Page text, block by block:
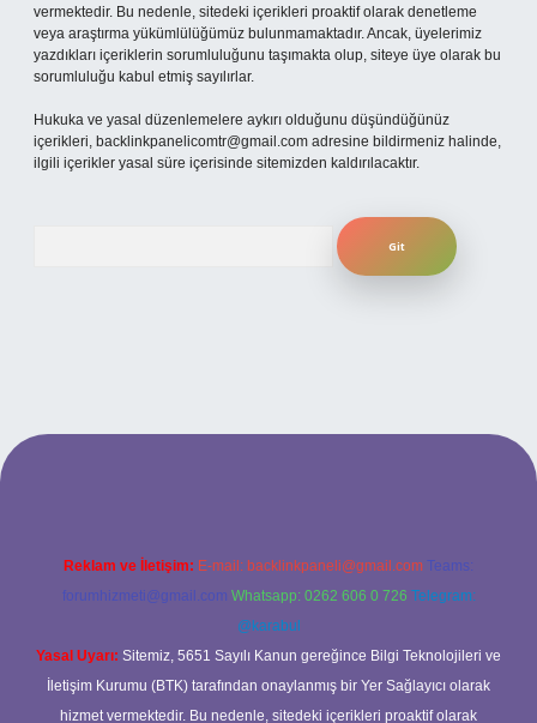
vermektedir. Bu nedenle, sitedeki içerikleri proaktif olarak denetleme
veya araştırma yükümlülüğümüz bulunmamaktadır. Ancak, üyelerimiz
yazdıkları içeriklerin sorumluluğunu taşımakta olup, siteye üye olarak bu
sorumluluğu kabul etmiş sayılırlar.
Hukuka ve yasal düzenlemelere aykırı olduğunu düşündüğünüz
içerikleri, backlinkpanelicomtr@gmail.com adresine bildirmeniz halinde,
ilgili içerikler yasal süre içerisinde sitemizden kaldırılacaktır.
adresi
Reklam ve İletişim: E-mail: backlinkpaneli@gmail.com Teams:
forumhizmeti@gmail.com Whatsapp: 0262 606 0 726 Telegram:
@karabul
Yasal Uyarı: Sitemiz, 5651 Sayılı Kanun gereğince Bilgi Teknolojileri ve
İletişim Kurumu (BTK) tarafından onaylanmış bir Yer Sağlayıcı olarak
hizmet vermektedir. Bu nedenle, sitedeki içerikleri proaktif olarak